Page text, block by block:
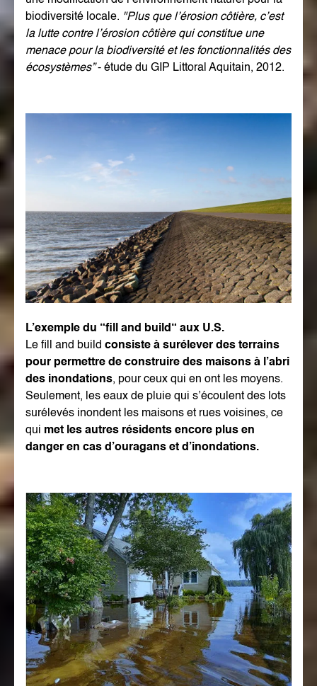
biodiversité locale. "Plus que l’érosion côtière, c’est
la lutte contre l’érosion côtière qui constitue une
menace pour la biodiversité et les fonctionnalités des
écosystèmes”- étude du GIP Littoral Aquitain, 2012.
L’exemple du “fill and build“ aux U.S.
Le fill and build consiste à surélever des terrains
pour permettre de construire des maisons à l’abri
des inondations, pour ceux qui en ont les moyens.
Seulement, les eaux de pluie qui s’écoulent des lots
surélevés inondent les maisons et rues voisines, ce
qui met les autres résidents encore plus en
danger en cas d’ouragans et d’inondations.